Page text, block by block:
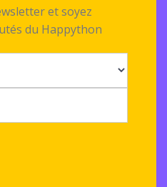
et soyez
du Happython